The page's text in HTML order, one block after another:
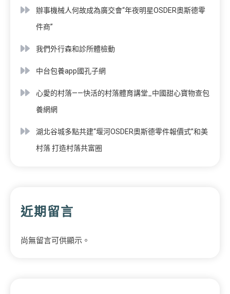
辦事機械人何故成為廣交會“年夜明星OSDER奧斯德零
件商”
我們外行森和診所體檢動
中台包養app國孔子網
心愛的村落——快活的村落體育講堂_中國甜心寶物查包
養網網
湖北谷城多點共建“堰河OSDER奧斯德零件報價式”和美
村落 打造村落共富圈
近期留言
尚無留言可供顯示。